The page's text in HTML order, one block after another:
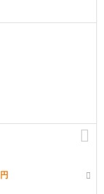
円